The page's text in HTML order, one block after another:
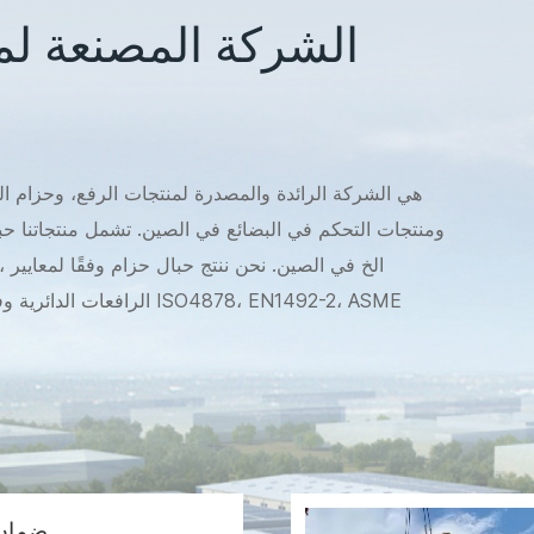
الشركة المصنعة
ومنتجات التحكم في البضائع في الصين. تشمل
نفسه، يتوفر أيضًا حزام الونش وحزام السحب والخط